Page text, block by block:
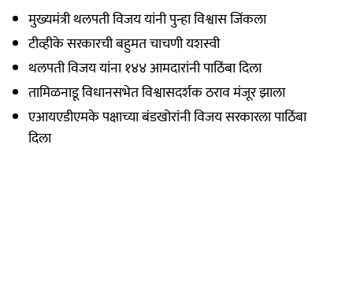
मुख्यमंत्री थलपती विजय यांनी पुन्हा विश्वास जिंकला
टीव्हीके सरकारची बहुमत चाचणी यशस्वी
थलपती विजय यांना १४४ आमदारांनी पाठिंबा दिला
तामिळनाडू विधानसभेत विश्वासदर्शक ठराव मंजूर झाला
एआयएडीएमके पक्षाच्या बंडखोरांनी विजय सरकारला पाठिंबा
दिला